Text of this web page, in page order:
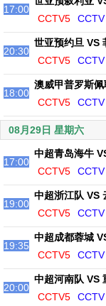
17:00
CCTV5
CCTV
20:30
世亚预约旦 VS
CCTV5
CCTV
18:00
澳威甲普罗斯
CCTV5
CCTV
08月29日 星期六
17:00
中超青岛海牛
CCTV5
CCTV
19:00
中超浙江队 VS
CCTV5
CCTV
19:35
中超成都蓉城
CCTV5
CCTV
20:00
中超河南队 VS
CCTV5
CCTV